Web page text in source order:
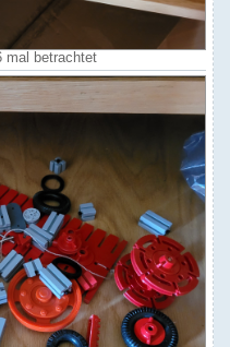
mal betrachtet